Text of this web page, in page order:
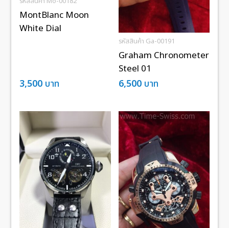
MontBlanc Moon
White Dial
3,500 บาท
รหัสสินค้า Ga-00191
Graham Chronometer
Steel 01
6,500 บาท